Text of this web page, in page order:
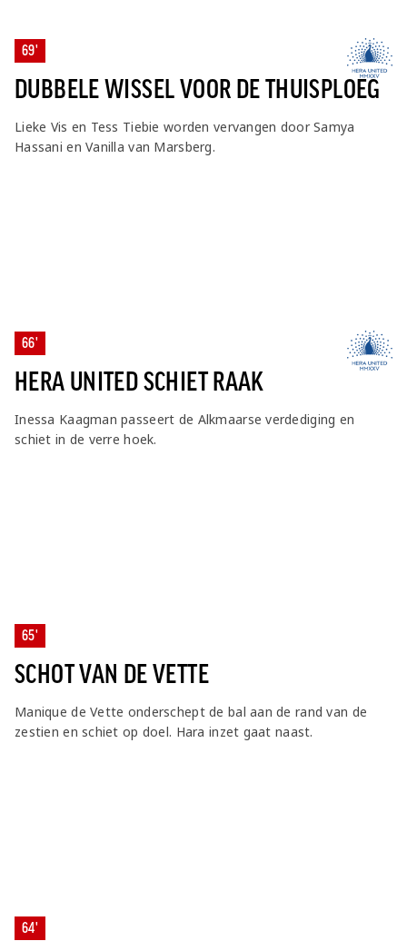
69'
DUBBELE WISSEL VOOR DE THUISPLOEG
Lieke Vis en Tess Tiebie worden vervangen door Samya
Hassani en Vanilla van Marsberg.
66'
HERA UNITED SCHIET RAAK
Inessa Kaagman passeert de Alkmaarse verdediging en
schiet in de verre hoek.
65'
SCHOT VAN DE VETTE
Manique de Vette onderschept de bal aan de rand van de
zestien en schiet op doel. Hara inzet gaat naast.
64'